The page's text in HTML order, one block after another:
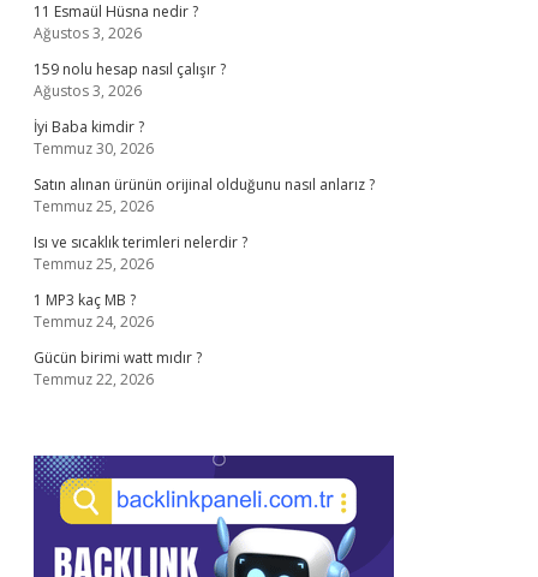
11 Esmaül Hüsna nedir ?
Ağustos 3, 2026
159 nolu hesap nasıl çalışır ?
Ağustos 3, 2026
İyi Baba kimdir ?
Temmuz 30, 2026
Satın alınan ürünün orijinal olduğunu nasıl anlarız ?
Temmuz 25, 2026
Isı ve sıcaklık terimleri nelerdir ?
Temmuz 25, 2026
1 MP3 kaç MB ?
Temmuz 24, 2026
Gücün birimi watt mıdır ?
Temmuz 22, 2026